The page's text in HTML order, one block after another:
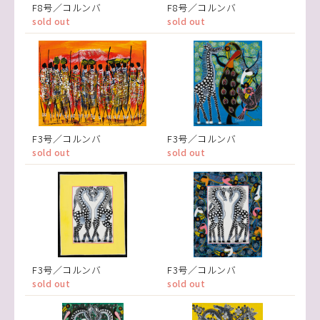
F8号／コルンバ
sold out
F8号／コルンバ
sold out
F3号／コルンバ
sold out
F3号／コルンバ
sold out
F3号／コルンバ
sold out
F3号／コルンバ
sold out